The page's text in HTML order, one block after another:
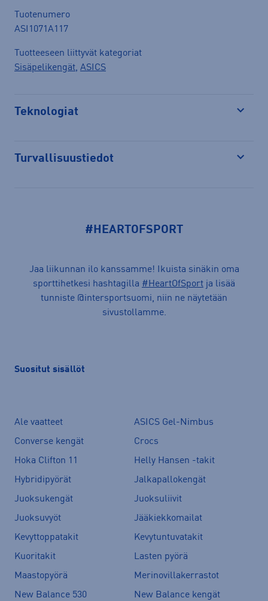
Tuotenumero
ASI1071A117
Tuotteeseen liittyvät kategoriat
Sisäpelikengät, ASICS
Teknologiat
Turvallisuustiedot
#HEARTOFSPORT
Jaa liikunnan ilo kanssamme! Ikuista sinäkin oma
sporttihetkesi hashtagilla #HeartOfSport ja lisää
tunniste @intersportsuomi, niin ne näytetään
sivustollamme.
Suositut sisällöt
Ale vaatteet
ASICS Gel-Nimbus
Converse kengät
Crocs
Hoka Clifton 11
Helly Hansen -takit
Hybridipyörät
Jalkapallokengät
Juoksukengät
Juoksuliivit
Juoksuvyöt
Jääkiekkomailat
Kevyttoppatakit
Kevytuntuvatakit
Kuoritakit
Lasten pyörä
Maastopyörä
Merinovillakerrastot
New Balance 530
New Balance kengät